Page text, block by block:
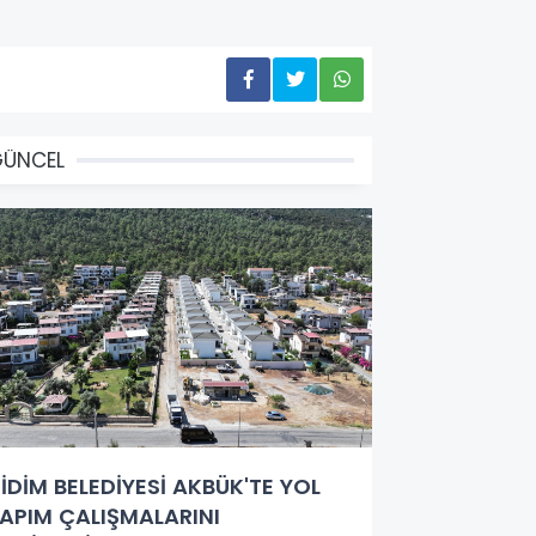
BELEDİYESİ AKBÜK'TE YOL
ÇALIŞMALARINI